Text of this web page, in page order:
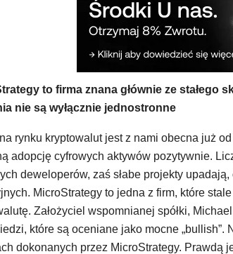
to firma znana głównie ze stałego
nie są wyłącznie jednostronne
rynku kryptowalut jest z nami obecna już
adopcję cyfrowych aktywów pozytywnie.
deweloperów, zaś słabe projekty
MicroStrategy to jedna z firm, które
Założyciel wspomnianej spółki,
które są oceniane jako mocne „bullish”.
dokonanych przez MicroStrategy. Prawdą